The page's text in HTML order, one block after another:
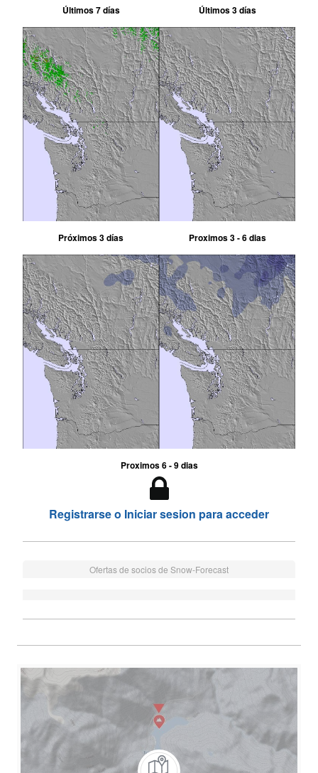
Últimos 7 días Últimos 3 días
Próximos 3 días Proximos 3 - 6 dias
Proximos 6 - 9 dias
Registrarse o Iniciar sesion para acceder
Ofertas de socios de Snow-Forecast